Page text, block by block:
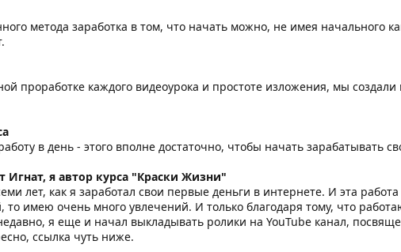
метода заработка в том, что начать можно, не имея начального
проработке каждого видеоурока и простоте изложения, мы
в день - этого вполне достаточно, чтобы начать зарабатывать
Игнат, я автор курса "Краски Жизни"
лет, как я заработал свои первые деньги в интернете. И эта
то имею очень много увлечений. И только благодаря тому, что
я еще и начал выкладывать ролики на YouTube канал,
ссылка чуть ниже.